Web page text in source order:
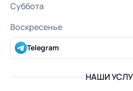
НАШИ
Суббота
Воскресенье
Telegram